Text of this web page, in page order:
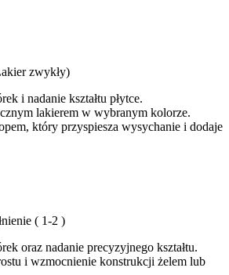
zwykły)
i nadanie kształtu płytce.
lakierem w wybranym kolorze.
który przyspiesza wysychanie i dodaje
( 1-2 )
oraz nadanie precyzyjnego kształtu.
i wzmocnienie konstrukcji żelem lub